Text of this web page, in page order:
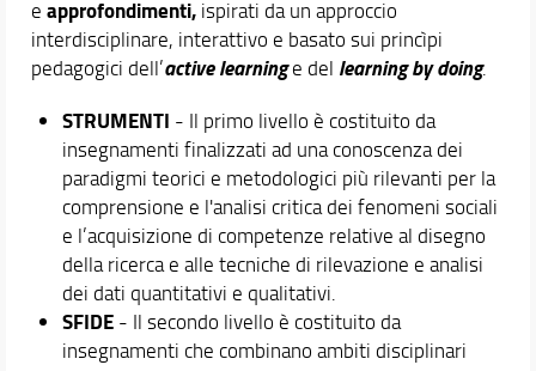
e approfondimenti,ispirati da un approccio
interdisciplinare, interattivo e basato sui princìpi
pedagogici dell’active learning e del learning by doing.
STRUMENTI - Il primo livello è costituito da
insegnamenti finalizzati ad una conoscenza dei
paradigmi teorici e metodologici più rilevanti per la
comprensione e l'analisi critica dei fenomeni sociali
e l’acquisizione di competenze relative al disegno
della ricerca e alle tecniche di rilevazione e analisi
dei dati quantitativi e qualitativi.
SFIDE- Il secondo livello è costituito da
insegnamenti che combinano ambiti disciplinari